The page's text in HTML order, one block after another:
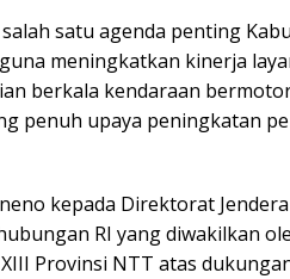
satu agenda penting
meningkatkan kinerja
berkala kendaraan
penuh upaya peningkatan
kepada Direktorat
RI yang diwakilkan
Provinsi NTT atas